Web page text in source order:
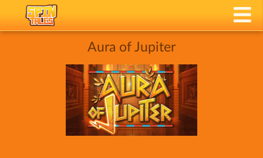
Aura of Jupiter